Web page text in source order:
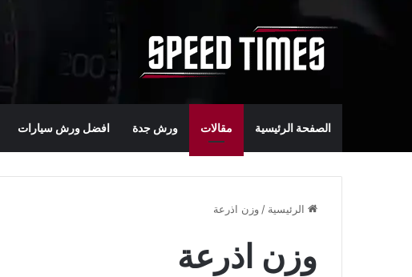
الصفحة الرئيسية مقالات ورش جدة افضل ورش سيارات
الرئيسية / وزن اذرعة
وزن اذرعة